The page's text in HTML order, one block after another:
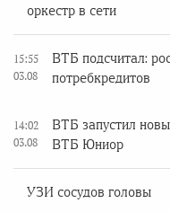
оркестр в сети
15:55
03.08
ВТБ подсчитал:
потребкредитов
14:02
03.08
ВТБ запустил
ВТБ Юниор
УЗИ сосудов головы